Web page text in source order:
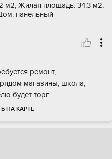
м2, Жилая площадь: 34.3 м2,
панельный
ремонт,
магазины, школа,
будет торг
НА КАРТЕ